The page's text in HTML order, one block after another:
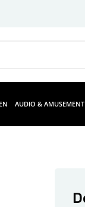
AUDIO & AMUSEMENT